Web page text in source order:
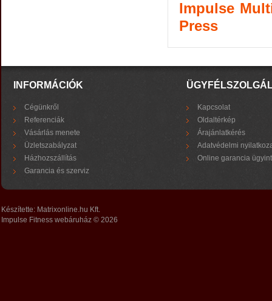
Impulse
Press
INFORMÁCIÓK
Cégünkről
Referenciák
Vásárlás menete
Üzletszabályzat
Házhozszállítás
Garancia és szerviz
Kapcsolat
Oldaltérkép
Árajánlatkérés
Adatvédelmi
Online garancia
Készítette: Matrixonline.hu Kft.
Impulse Fitness webáruház © 2026